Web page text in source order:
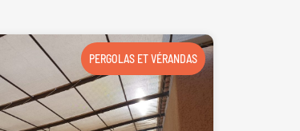
PERGOLAS ET VÉRANDAS